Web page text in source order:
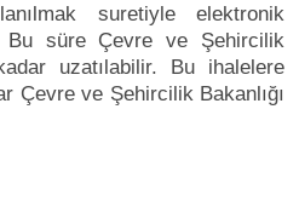
suretiyle elektronik
Bu süre Çevre ve Şehircilik
uzatılabilir. Bu ihalelere
Çevre ve Şehircilik Bakanlığı